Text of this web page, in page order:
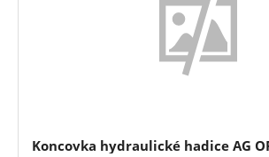
Koncovka hydraulické hadice AG